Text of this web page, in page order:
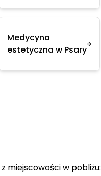
Medycyna
estetyczna w Psary
miejscowości w pobliżu: